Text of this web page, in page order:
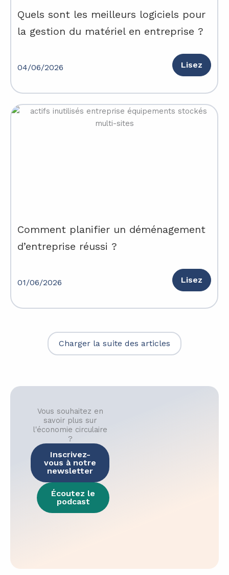
Quels sont les meilleurs logiciels pour
la gestion du matériel en entreprise ?
04/06/2026 Lisez
Comment planifier un déménagement
d’entreprise réussi ?
01/06/2026 Lisez
Charger la suite des articles
Vous souhaitez en
savoir plus sur
l'économie circulaire
?​
Inscrivez-
vous à notre
newsletter
Écoutez le
podcast